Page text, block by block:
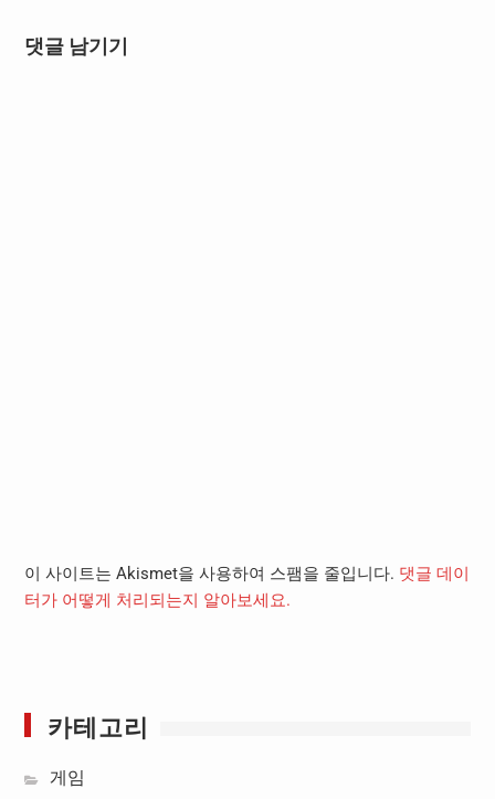
댓글 남기기
이 사이트는 Akismet을 사용하여 스팸을 줄입니다. 댓글 데이
터가 어떻게 처리되는지 알아보세요.
카테고리
게임